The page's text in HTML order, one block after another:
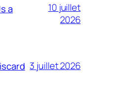
a
10 juillet
2026
3 juillet 2026